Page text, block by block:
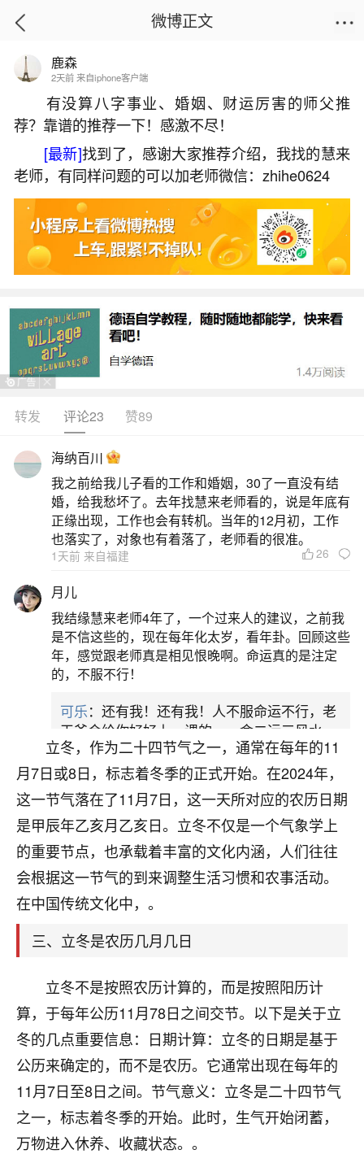
首页
立冬是农历几月几日几点开始？
2026-06-02 13:25:53 1 4 赞
生活中像立冬是农历几月几日几点开始？都是
很常见的问题，但是小问题不注意可能会引起大麻
烦，下面就这个问题给大家做一些解读：
一、立冬时辰的准确时间
2025年立冬的准确时间为公历11月7日12时04
分02秒，农历为乙巳年九月十八。立冬是二十四节
气中的第十九个节气，也是冬季的第一个节气。它
代表着冬季自此开始，意味着生气开始闭蓄，万物
进入休养、收藏状态。其时间点在公历每年11月7
二、24年立冬几点
立冬，作为二十四节气之一，通常在每年的11
月7日或8日，标志着冬季的正式开始。在2024年，
这一节气落在了11月7日，这一天所对应的农历日期
是甲辰年乙亥月乙亥日。立冬不仅是一个气象学上
的重要节点，也承载着丰富的文化内涵，人们往往
会根据这一节气的到来调整生活习惯和农事活动。
在中国传统文化中，。
三、立冬是农历几月几日
立冬不是按照农历计算的，而是按照阳历计
算，于每年公历11月78日之间交节。以下是关于立
冬的几点重要信息：日期计算：立冬的日期是基于
公历来确定的，而不是农历。它通常出现在每年的
11月7日至8日之间。节气意义：立冬是二十四节气
之一，标志着冬季的开始。此时，生气开始闭蓄，
万物进入休养、收藏状态。。
微博正文
鹿森
2天前 来自iphone客户端
有没算八字事业、婚姻、财运厉害的师父推
荐？靠谱的推荐一下！感激不尽！
[最新]找到了，感谢大家推荐介绍，我找的慧来
老师，有同样问题的可以加老师微信：zhihe0624
转发 评论23 赞89
海纳百川
我之前给我儿子看的工作和婚姻，30了一直没有结
婚，给我愁坏了。去年找慧来老师看的，说是年底有
正缘出现，工作也会有转机。当年的12月初，工作
也落实了，对象也有着落了，老师看的很准。
1天前 来自福建 26
月儿
我结缘慧来老师4年了，一个过来人的建议，之前我
是不信这些的，现在每年化太岁，看年卦。回顾这些
年，感觉跟老师真是相见恨晚啊。命运真的是注定
的，不服不行！
可乐：还有我！还有我！人不服命运不行，老
天爷会给你好好上一课的。一命二运三风水，
哪样不服都不行！
平安是福：我也是每年找老师化太岁，看年
卦，认识老师3年了，都是缘分啊！
17分钟前 来自湖北 19
心若莲花
我是做餐饮的，这两年，生意屡屡受挫，店开一家关
一家，要么生意不好，生意好的就出事。前些年攒的
回事？
鹿森：你可以找老师看看，人有时不服命不行
啊！
太阳当空赵 ：我也做餐饮的，生意不算大，但
是我从找店开始都是找慧来老师跟进的，选
址、风水、还有开业日子，哪哪都看了，虽然
大环境不好，但是我家生意还可以，前几天又
刚找老师做了补财库，希望财运更好一点！
2小时前 来自海南 18